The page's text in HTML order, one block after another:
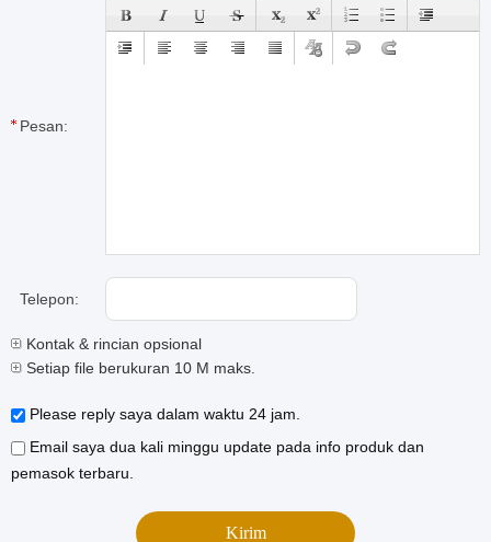
Pesan:
Telepon:
Kontak & rincian opsional
Setiap file berukuran 10 M maks.
Please reply saya dalam waktu 24 jam.
Email saya dua kali minggu update pada info produk dan
pemasok terbaru.